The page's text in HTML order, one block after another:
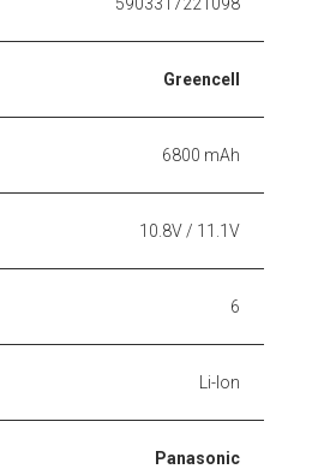
Greencell
6800 mAh
10.8V / 11.1V
6
Li-Ion
Panasonic